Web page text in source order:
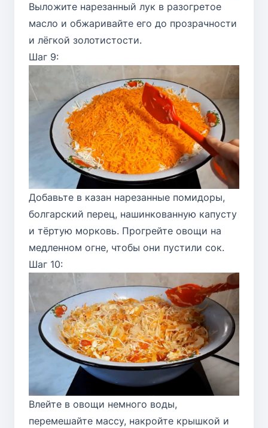
Выложите нарезанный лук в разогретое
масло и обжаривайте его до прозрачности
и лёгкой золотистости.
Шаг 9:
Добавьте в казан нарезанные помидоры,
болгарский перец, нашинкованную капусту
и тёртую морковь. Прогрейте овощи на
медленном огне, чтобы они пустили сок.
Шаг 10:
Влейте в овощи немного воды,
перемешайте массу, накройте крышкой и